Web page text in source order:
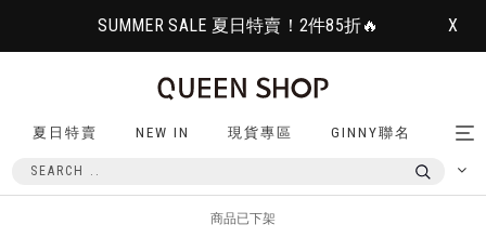
SUMMER SALE 夏日特賣！2件85折🔥 X
夏日特賣 NEW IN 現貨專區 GINNY聯名
商品已下架